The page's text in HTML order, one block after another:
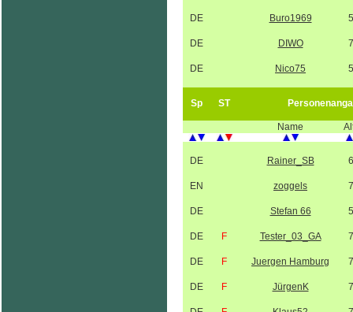
DE Buro1969
DE DIWO
DE Nico75
Sp ST
Name
DE Rainer_SB
EN zoggels
DE Stefan 66
DE F Tester_03_GA
DE F Juergen Hamburg
DE F JürgenK